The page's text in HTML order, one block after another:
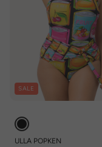
SALE
ULLA POPKEN